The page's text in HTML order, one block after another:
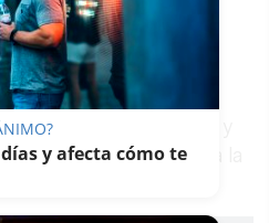
alemana
unas condiciones
Él decidió
su "objetivo":
más alto del Olimpo y
desconoce si llegó a la
y afecta cómo te